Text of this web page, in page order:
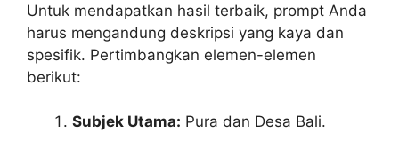
Untuk mendapatkan hasil terbaik, prompt Anda
harus mengandung deskripsi yang kaya dan
spesifik. Pertimbangkan elemen-elemen
berikut:
Subjek Utama: Pura dan Desa Bali.